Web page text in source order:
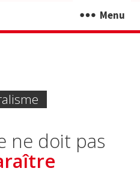
Menu
ne doit pas